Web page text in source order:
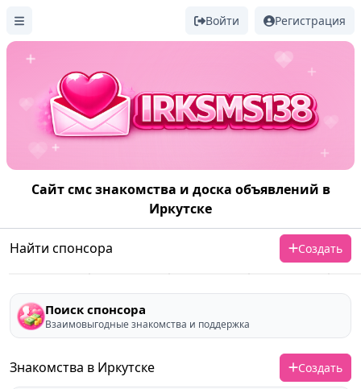
Войти Регистрация
Сайт смс знакомства и доска объявлений в
Иркутске
Найти спонсора Создать
Мария Артём
Стану спонсором
Александр
26 лет
Ищу
22 лет
Поиск спонсора
Взаимовыгодные знакомства и поддержка
Знакомства в Иркутске Создать